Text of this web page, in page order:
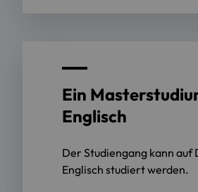
Ein
Englisch
Der Studiengang kann auf
Englisch studiert werden.